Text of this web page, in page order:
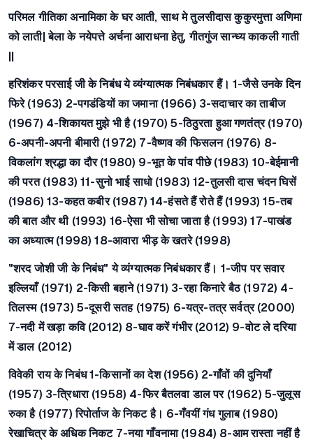
परिमल गीतिका अनामिका के घर आती, साथ मे तुलसीदास कुकुरमुत्ता अणिमा
को लाती| बेला के नयेपत्ते अर्चना आराधना हेतु, गीतगुंज सान्ध्य काकली गाती
||
हरिशंकर परसाई जी के निबंध ये व्यंग्यात्मक निबंधकार हैं। 1-जैसे उनके दिन
फिरे (1963) 2-पगडंडियों का जमाना (1966) 3-सदाचार का ताबीज
(1967) 4-शिकायत मुझे भी है (1970) 5-ठिठुरता हुआ गणतंत्र (1970)
6-अपनी-अपनी बीमारी (1972) 7-वैष्णव की फिसलन (1976) 8-
विकलांग श्रद्धा का दौर (1980) 9-भूत के पांव पीछे (1983) 10-बेईमानी
की परत (1983) 11-सुनो भाई साधो (1983) 12-तुलसी दास चंदन घिसें
(1986) 13-कहत कबीर (1987) 14-हंसते हैं रोते हैं (1993) 15-तब
की बात और थी (1993) 16-ऐसा भी सोचा जाता है (1993) 17-पाखंड
का अध्यात्म (1998) 18-आवारा भीड़ के खतरे (1998)
"शरद जोशी जी के निबंध" ये व्यंग्यात्मक निबंधकार हैं। 1-जीप पर सवार
इल्लियाँ (1971) 2-किसी बहाने (1971) 3-रहा किनारे बैठ (1972) 4-
तिलस्म (1973) 5-दूसरी सतह (1975) 6-यत्र-तत्र सर्वत्र (2000)
7-नदी में खड़ा कवि (2012) 8-घाव करें गंभीर (2012) 9-वोट ले दरिया
में डाल (2012)
विवेकी राय के निबंध 1-किसानों का देश (1956) 2-गाँवों की दुनियाँ
(1957) 3-त्रिधारा (1958) 4-फिर बैतलवा डाल पर (1962) 5-जुलूस
रुका है (1977) रिपोर्ताज के निकट है। 6-गँवयीं गंध गुलाब (1980)
रेखाचित्र के अधिक निकट 7-नया गाँवनामा (1984) 8-आम रास्ता नहीं है